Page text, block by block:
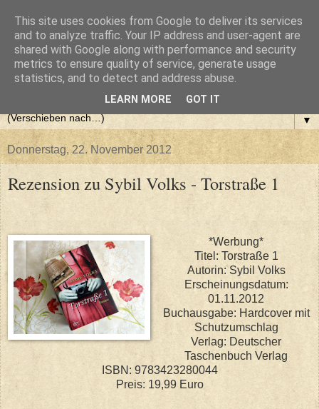
▼
Donnerstag, 22. November 2012
Rezension zu Sybil Volks - Torstraße 1
*Werbung*
Titel: Torstraße 1
Autorin: Sybil Volks
Erscheinungsdatum:
01.11.2012
Buchausgabe: Hardcover mit
Schutzumschlag
Verlag: Deutscher
Taschenbuch Verlag
ISBN: 9783423280044
Preis: 19,99 Euro
This site uses cookies from Google to deliver its services
and to analyze traffic. Your IP address and user-agent are
shared with Google along with performance and security
metrics to ensure quality of service, generate usage
statistics, and to detect and address abuse.
LEARN MORE GOT IT